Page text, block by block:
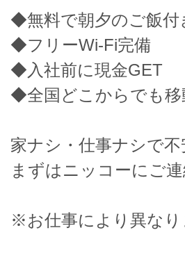
◆無料で朝夕のご飯付
◆フリーWi-Fi完備
◆入社前に現金GET
◆全国どこからでも移
家ナシ・仕事ナシで不
まずはニッコーにご
※お仕事により異なり